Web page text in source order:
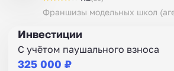
Франшизы модельных школ
Инвестиции
С учётом паушального взноса
325 000 ₽